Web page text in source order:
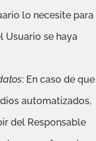
lo necesite para
Usuario se haya
: En caso de que
automatizados,
del Responsable